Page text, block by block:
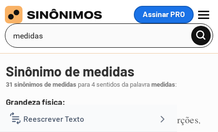
Assinar PRO
MENU
Reescrever Texto
Sinônimo de medidas
31 sinônimos de medidas para 4 sentidos da palavra medidas:
Grandeza física:
1 grandezas, dimensões proporções,